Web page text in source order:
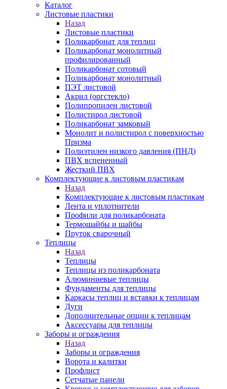
Каталог
Листовые пластики
Назад
Листовые пластики
Поликарбонат для теплиц
Поликарбонат монолитный
профилированный
Поликарбонат сотовый
Поликарбонат монолитный
ПЭТ листовой
Акрил (оргстекло)
Полипропилен листовой
Полистирол листовой
Поликарбонат замковый
Монолит и полистирол с поверхностью
Призма
Полиэтилен низкого давления (ПНД)
ПВХ вспененный
Жесткий ПВХ
Комплектующие к листовым пластикам
Назад
Комплектующие к листовым пластикам
Лента и уплотнители
Профили для поликарбоната
Термошайбы и шайбы
Пруток сварочный
Теплицы
Назад
Теплицы
Теплицы из поликарбоната
Алюминиевые теплицы
Фундаменты для теплицы
Каркасы теплиц и вставки к теплицам
Дуги
Дополнительные опции к теплицам
Аксессуары для теплицы
Заборы и ограждения
Назад
Заборы и ограждения
Ворота и калитки
Профлист
Сетчатые панели